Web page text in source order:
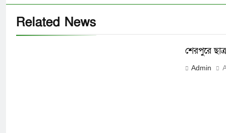
Related News
শেরপুরে
Admin